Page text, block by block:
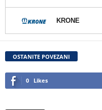
KRONE
OSTANITE POVEZANI
0 Likes